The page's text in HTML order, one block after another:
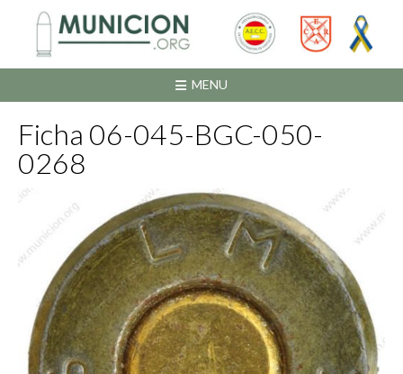
contenido
MENU
Ficha 06-045-BGC-050-
0268